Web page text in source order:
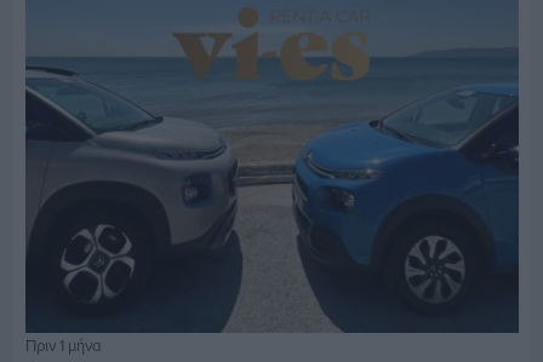
Πριν 1 μήνα